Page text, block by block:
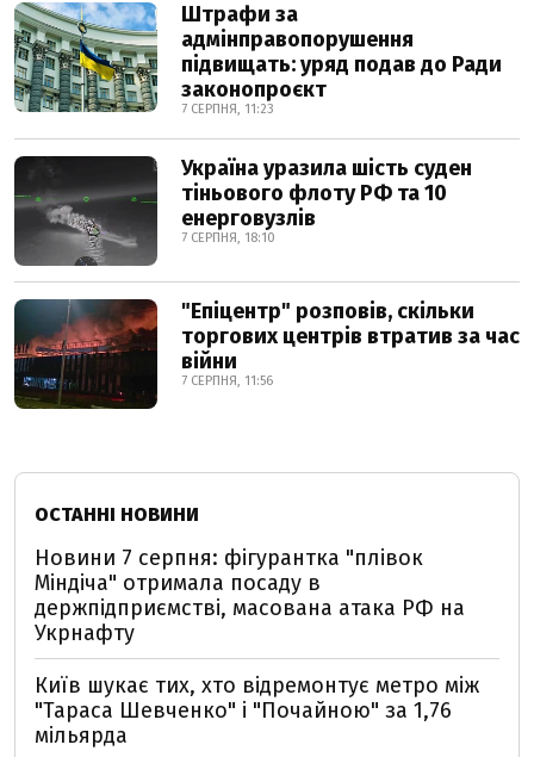
Штрафи за
адмінправопорушення
підвищать: уряд подав до Ради
законопроєкт
7 СЕРПНЯ, 11:23
Україна уразила шість суден
тіньового флоту РФ та 10
енерговузлів
7 СЕРПНЯ, 18:10
"Епіцентр" розповів, скільки
торгових центрів втратив за час
війни
7 СЕРПНЯ, 11:56
ОСТАННІ НОВИНИ
Новини 7 серпня: фігурантка "плівок
Міндіча" отримала посаду в
держпідприємстві, масована атака РФ на
Укрнафту
Київ шукає тих, хто відремонтує метро між
"Тараса Шевченко" і "Почайною" за 1,76
мільярда